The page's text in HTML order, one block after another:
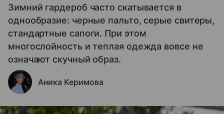
Зимний гардероб часто скатывается в
однообразие: черные пальто, серые свитеры,
стандартные сапоги. При этом
многослойность и теплая одежда вовсе не
означают скучный образ.
Аника Керимова